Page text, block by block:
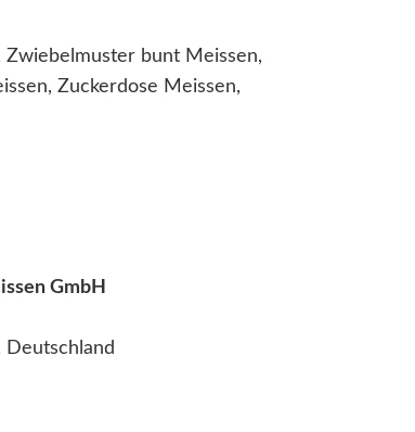
bunt Meissen,
Zuckerdose Meissen,
GmbH
Deutschland